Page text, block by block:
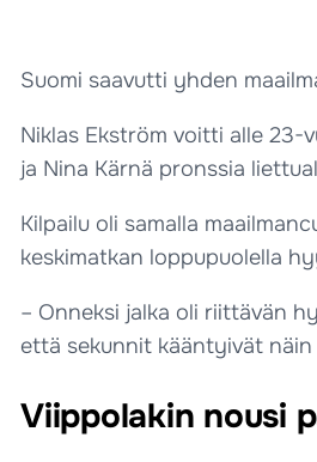
Suomi saavutti yhden
Niklas Ekström voitti alle 23-
ja Nina Kärnä pronssia
Kilpailu oli samalla
keskimatkan loppupuolella
– Onneksi jalka oli riittävän
että sekunnit kääntyivät
Viippolakin nousi